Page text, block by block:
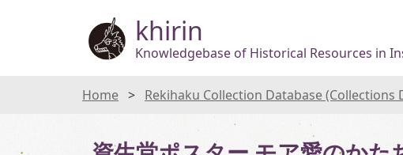
khirin
Knowledgebase of Historical Resources in
Home Rekihaku Collection Database